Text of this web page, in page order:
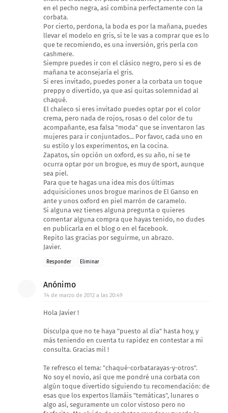
en el pecho negra, así combina perfectamente con la
corbata.
Por cierto, perdona, la boda es por la mañana, puedes
llevar el modelo en gris, si te le vas a comprar que es lo
que te recomiendo, es una inversión, gris perla con
cashmere.
Siempre puedes ir con el clásico negro, pero si es de
mañana te aconsejaría el gris.
Si eres invitado, puedes poner a la corbata un toque
preppy o divertido, ya que así quitas solemnidad al
chaqué.
El chaleco si eres invitado puedes optar por el color
crema, pero nada de rojos, rosas o del color de tu
acompañante, esa falsa "moda" que se inventaron las
mujeres para ir conjuntados... Por favor, cada uno en
su estilo y los experimentos, en la cocina.
Zapatos, sin opción un oxford, es su año, ni se te
ocurra optar por un brogue, es muy de sport, aunque
sea piel.
Para que te hagas una idea mis dos últimas
adquisiciones unos brogue marinos de El Ganso en
ante y unos oxford en piel marrón de caramelo.
Si alguna vez tienes alguna pregunta o quieres
comentar alguna compra que hayas tenido, no dudes
en publicarla en el blog o en el facebook.
Repito las gracias por seguirme, un abrazo.
Javier.
Responder Eliminar
Anónimo
14 de marzo de 2012 a las 20:49
Hola Javier !
Disculpa que no te haya "puesto al día" hasta hoy, y
más teniendo en cuenta tu rapidez en contestar a mi
consulta. Gracias mil !
Te refresco el tema: "chaqué-corbatarayas-y-otros".
No soy el novio, así que me pondré una corbata con
algún toque divertido siguiendo tu recomendación: de
esas que los expertos llamáis "temáticas", lunares o
algo así, seguramente un color vistoso pero no